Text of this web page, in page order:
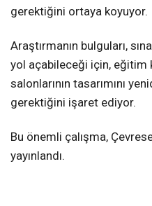
gerektiğini ortaya koyuyor.
Araştırmanın bulguları,
yol açabileceği için, eğitim
salonlarının tasarımını
gerektiğini işaret ediyor.
Bu önemli çalışma,
yayınlandı.